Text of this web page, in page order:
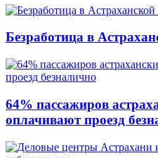
Безработица в
64% пассажиров
оплачивают проезд